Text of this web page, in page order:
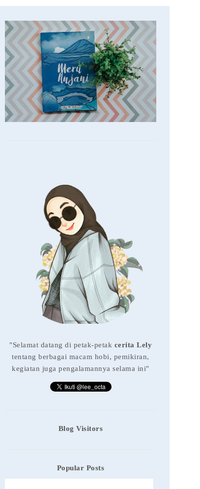
"Selamat datang di petak-petak cerita Lely
tentang berbagai macam hobi, pemikiran,
kegiatan juga pengalamannya selama ini"
Blog Visitors
Popular Posts